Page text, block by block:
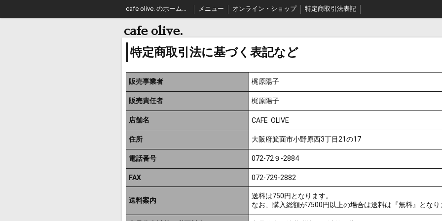
cafe olive. のホームページ メニュー オンライン・ショップ 特定商取引法表記
cafe olive.
特定商取引法に基づく表記など
販売事業者 梶原陽子
販売責任者 梶原陽子
店舗名 CAFE OLIVE
住所 大阪府箕面市小野原西3丁目21の17
電話番号 072-72９-2884
FAX 072-729-2882
送料案内
送料は750円となります。
なお、購入総額が7500円以上の場合は送料は『無料』となり